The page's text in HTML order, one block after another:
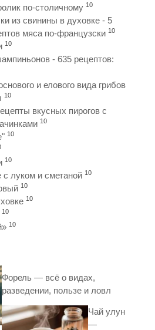
по-столичному 10
из свинины в духовке - 5
мяса по-французски 10
10
- 635 рецептов:
и елового вида грибов
10
вкусных пирогов с
10
10
10
луком и сметаной 10
10
10
10
10
Форель — всё о видах,
разведении, пользе и ловл
Чай улун
—